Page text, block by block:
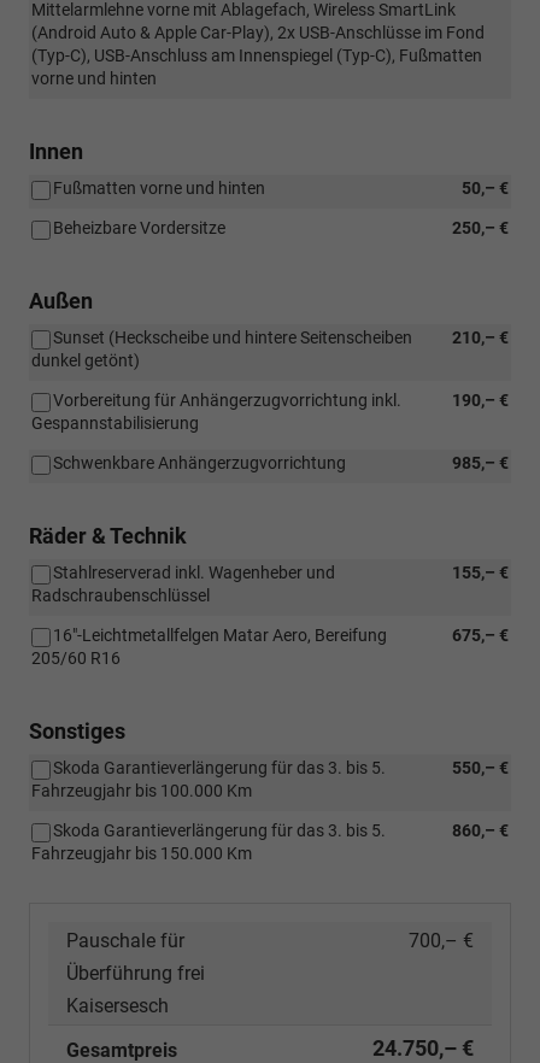
Mittelarmlehne vorne mit Ablagefach, Wireless SmartLink
(Android Auto & Apple Car-Play), 2x USB-Anschlüsse im Fond
(Typ-C), USB-Anschluss am Innenspiegel (Typ-C), Fußmatten
vorne und hinten
Innen
50,– €
Fußmatten vorne und hinten
250,– €
Beheizbare Vordersitze
Außen
210,– €
Sunset (Heckscheibe und hintere Seitenscheiben
dunkel getönt)
190,– €
Vorbereitung für Anhängerzugvorrichtung inkl.
Gespannstabilisierung
985,– €
Schwenkbare Anhängerzugvorrichtung
Räder & Technik
155,– €
Stahlreserverad inkl. Wagenheber und
Radschraubenschlüssel
675,– €
16"-Leichtmetallfelgen Matar Aero, Bereifung
205/60 R16
Sonstiges
550,– €
Skoda Garantieverlängerung für das 3. bis 5.
Fahrzeugjahr bis 100.000 Km
860,– €
Skoda Garantieverlängerung für das 3. bis 5.
Fahrzeugjahr bis 150.000 Km
Pauschale für
Überführung frei
Kaisersesch
700,– €
Gesamtpreis 24.750,– €